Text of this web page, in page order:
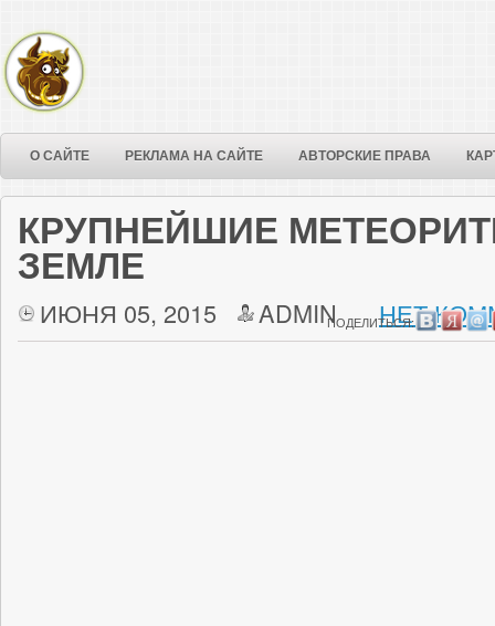
О САЙТЕ РЕКЛАМА НА САЙТЕ АВТОРСКИЕ ПРАВА
КРУПНЕЙШИЕ
ЗЕМЛЕ
ИЮНЯ 05, 2015 ADMIN НЕТ
ПОДЕЛИТЬСЯ: